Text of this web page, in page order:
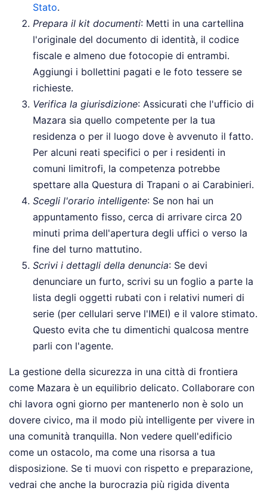
Stato.
Prepara il kit documenti: Metti in una cartellina
l'originale del documento di identità, il codice
fiscale e almeno due fotocopie di entrambi.
Aggiungi i bollettini pagati e le foto tessere se
richieste.
Verifica la giurisdizione: Assicurati che l'ufficio di
Mazara sia quello competente per la tua
residenza o per il luogo dove è avvenuto il fatto.
Per alcuni reati specifici o per i residenti in
comuni limitrofi, la competenza potrebbe
spettare alla Questura di Trapani o ai Carabinieri.
Scegli l'orario intelligente: Se non hai un
appuntamento fisso, cerca di arrivare circa 20
minuti prima dell'apertura degli uffici o verso la
fine del turno mattutino.
Scrivi i dettagli della denuncia: Se devi
denunciare un furto, scrivi su un foglio a parte la
lista degli oggetti rubati con i relativi numeri di
serie (per cellulari serve l'IMEI) e il valore stimato.
Questo evita che tu dimentichi qualcosa mentre
parli con l'agente.
La gestione della sicurezza in una città di frontiera
come Mazara è un equilibrio delicato. Collaborare con
chi lavora ogni giorno per mantenerlo non è solo un
dovere civico, ma il modo più intelligente per vivere in
una comunità tranquilla. Non vedere quell'edificio
come un ostacolo, ma come una risorsa a tua
disposizione. Se ti muovi con rispetto e preparazione,
vedrai che anche la burocrazia più rigida diventa